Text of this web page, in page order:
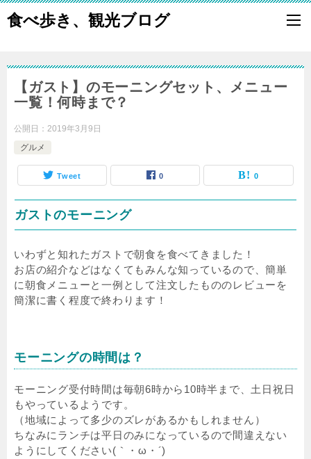
食べ歩き、観光ブログ
【ガスト】のモーニングセット、メニュー
一覧！何時まで？
公開日： 2019年3月9日
グルメ
Tweet 0 0
ガストのモーニング
いわずと知れたガストで朝食を食べてきました！
お店の紹介などはなくてもみんな知っているので、簡単
に朝食メニューと一例として注文したもののレビューを
簡潔に書く程度で終わります！
モーニングの時間は？
モーニング受付時間は毎朝6時から10時半まで、土日祝日
もやっているようです。
（地域によって多少のズレがあるかもしれません）
ちなみにランチは平日のみになっているので間違えない
ようにしてください(｀・ω・´)